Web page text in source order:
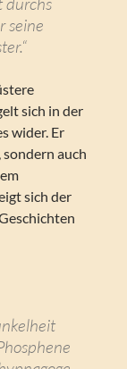
seine
sich in der
wider. Er
auch
sich der